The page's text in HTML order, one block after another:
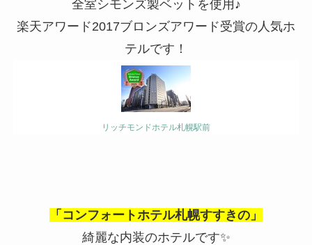
全室シモンズ製ベットを使用♪
楽天アワード2017ブロンズアワード受賞の人気ホ
テルです！
リッチモンドホテル札幌駅前
「コンフォートホテル札幌すすきの」
綺麗な内装のホテルです✨